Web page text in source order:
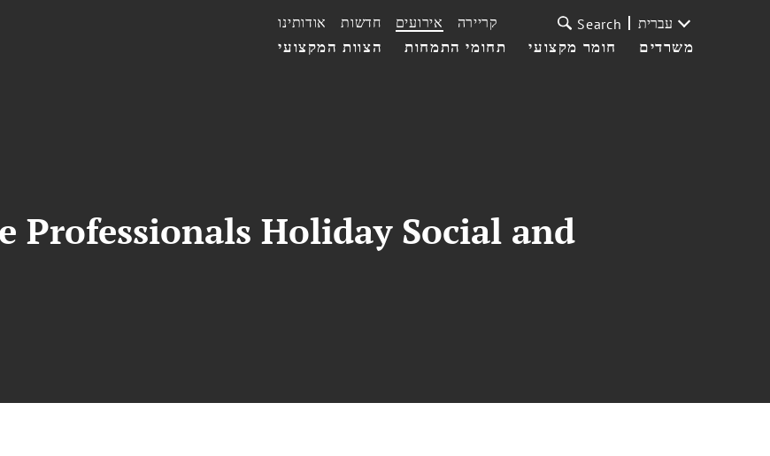
הצוות המקצועי תחומי התמחות חומר מקצועי משרדים
אודותינו חדשות אירועים קריירה Search עברית
Professionals Holiday Social and